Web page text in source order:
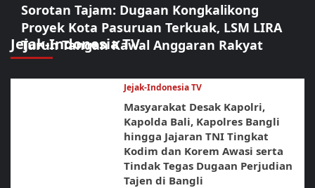
Jejak-Indonesia TV
Sorotan Tajam: Dugaan Kongkalikong
Proyek Kota Pasuruan Terkuak, LSM LIRA
Turun Tangan Kawal Anggaran Rakyat
Jejak-Indonesia TV
Masyarakat Desak Kapolri,
Kapolda Bali, Kapolres Bangli
hingga Jajaran TNI Tingkat
Kodim dan Korem Awasi serta
Tindak Tegas Dugaan Perjudian
Tajen di Bangli